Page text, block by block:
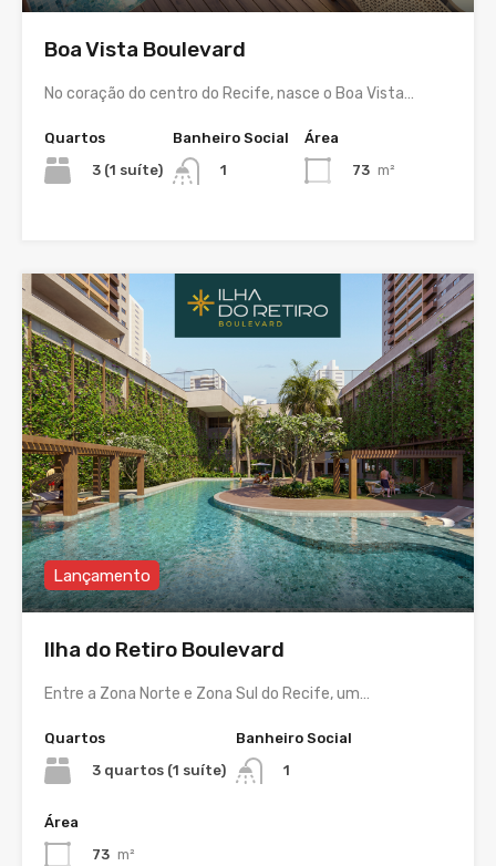
Boa Vista Boulevard
No coração do centro do Recife, nasce o Boa Vista…
Quartos
3 (1 suíte)
Banheiro Social
1
Área
73 m²
Lançamento
Ilha do Retiro Boulevard
Entre a Zona Norte e Zona Sul do Recife, um…
Quartos
3 quartos (1 suíte)
Banheiro Social
1
Área
73 m²